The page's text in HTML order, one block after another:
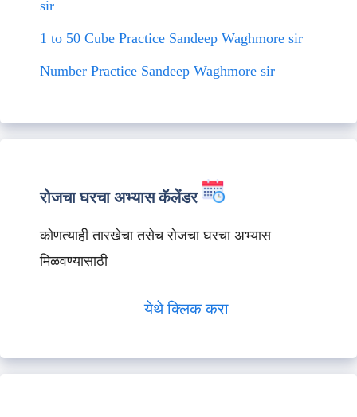
sir
1 to 50 Cube Practice Sandeep Waghmore sir
Number Practice Sandeep Waghmore sir
रोजचा घरचा अभ्यास कॅलेंडर
कोणत्याही तारखेचा तसेच रोजचा घरचा अभ्यास
मिळवण्यासाठी
येथे क्लिक करा